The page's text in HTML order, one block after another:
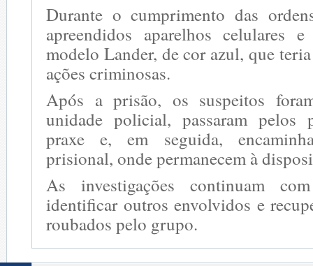
Durante o cumprimento das
apreendidos aparelhos celulares
modelo Lander, de cor azul, que
ações criminosas.
Após a prisão, os suspeitos
unidade policial, passaram pelos
praxe e, em seguida,
prisional, onde permanecem à
As investigações continuam
identificar outros envolvidos e
roubados pelo grupo.